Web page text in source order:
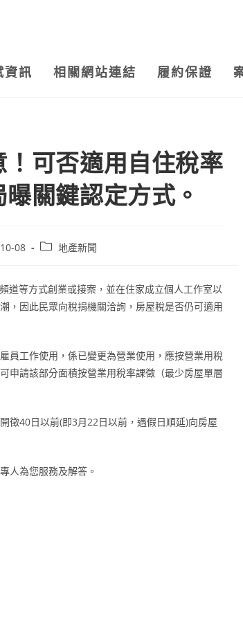
資訊 相關網站連結 履約保證
可否適用自住稅率
關鍵認定方式。
08
Post地產新聞
道等方式創業或接案，並在住家成立個人工作室以
，因此民眾向稅捐機關洽詢，房屋稅是否仍可適用
員工作使用，係已變更為營業使用，應按營業用稅
申請該部分面積按營業用稅率課徵（最少房屋單層
徵40日以前(即3月22日以前，遇假日順延)向房屋
人為您服務及解答。